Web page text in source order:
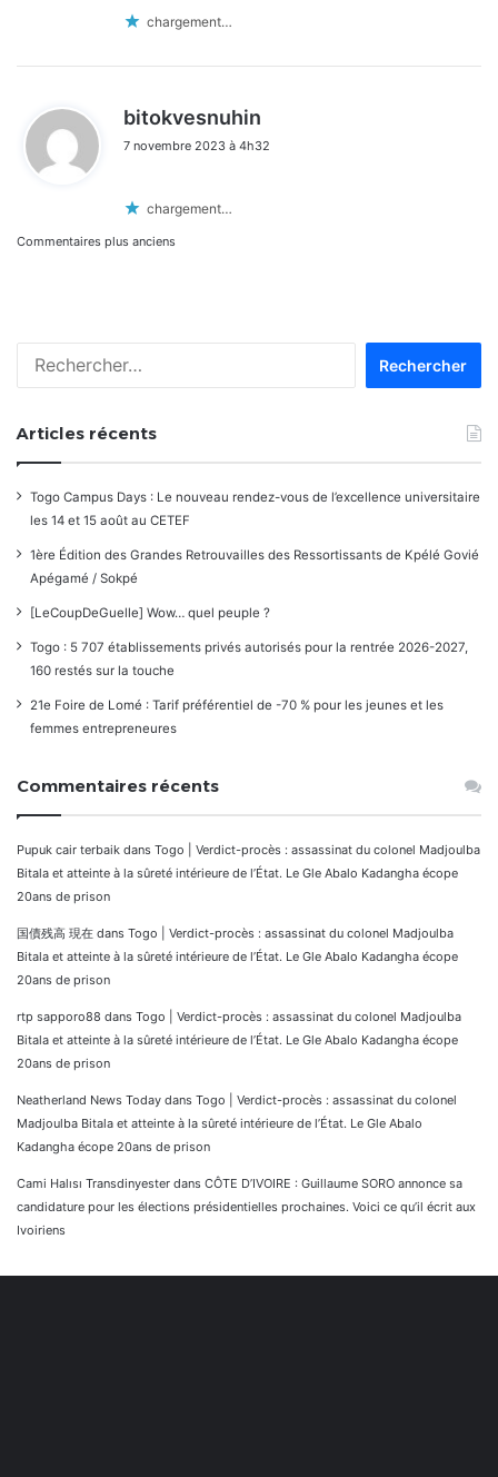
chargement…
bitokvesnuhin
t
7 novembre 2023 à 4h32
chargement…
Navigation
commentaires
Commentaires plus anciens
Articles récents
Togo Campus Days : Le nouveau rendez-vous de l’excellence universitaire
les 14 et 15 août au CETEF
1ère Édition des Grandes Retrouvailles des Ressortissants de Kpélé Govié
Apégamé / Sokpé
[LeCoupDeGuelle] Wow… quel peuple ?
Togo : 5 707 établissements privés autorisés pour la rentrée 2026-2027,
160 restés sur la touche
21e Foire de Lomé : Tarif préférentiel de -70 % pour les jeunes et les
femmes entrepreneures
Commentaires récents
Pupuk cair terbaik dans Togo | Verdict-procès : assassinat du colonel Madjoulba
Bitala et atteinte à la sûreté intérieure de l’État. Le Gle Abalo Kadangha écope
20ans de prison
国債残高 現在 dans Togo | Verdict-procès : assassinat du colonel Madjoulba
Bitala et atteinte à la sûreté intérieure de l’État. Le Gle Abalo Kadangha écope
20ans de prison
rtp sapporo88 dans Togo | Verdict-procès : assassinat du colonel Madjoulba
Bitala et atteinte à la sûreté intérieure de l’État. Le Gle Abalo Kadangha écope
20ans de prison
Neatherland News Today dans Togo | Verdict-procès : assassinat du colonel
Madjoulba Bitala et atteinte à la sûreté intérieure de l’État. Le Gle Abalo
Kadangha écope 20ans de prison
Cami Halısı Transdinyester dans CÔTE D’IVOIRE : Guillaume SORO annonce sa
candidature pour les élections présidentielles prochaines. Voici ce qu’il écrit aux
Ivoiriens